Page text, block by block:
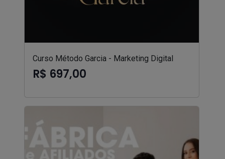
Curso Método Garcia - Marketing Digital
R$ 697,00